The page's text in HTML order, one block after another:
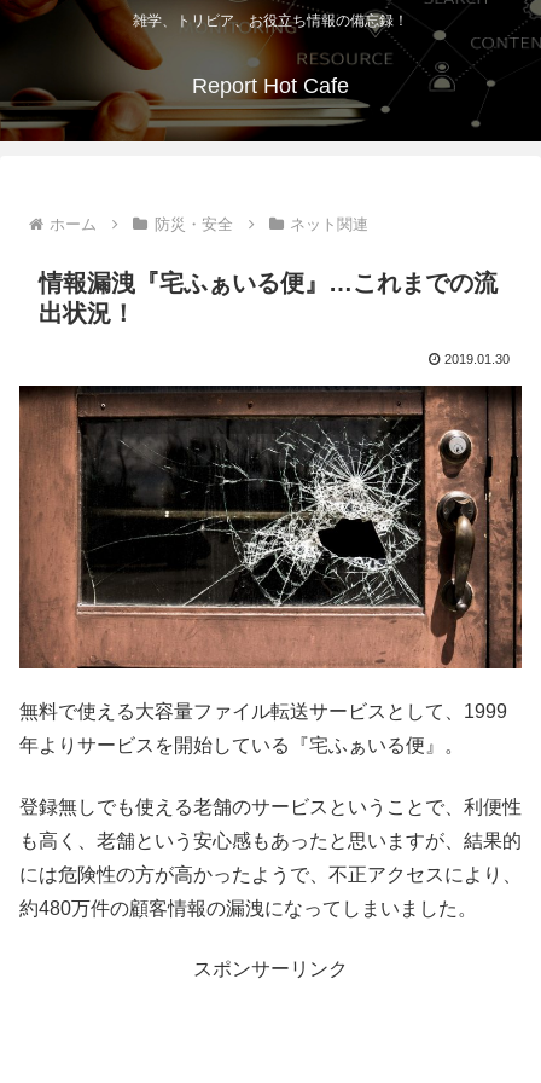
雑学、トリビア、お役立ち情報の備忘録！
Report Hot Cafe
ホーム 防災・安全 ネット関連
情報漏洩『宅ふぁいる便』…これまでの流
出状況！
2019.01.30
無料で使える大容量ファイル転送サービスとして、1999
年よりサービスを開始している『宅ふぁいる便』。
登録無しでも使える老舗のサービスということで、利便性
も高く、老舗という安心感もあったと思いますが、結果的
には危険性の方が高かったようで、不正アクセスにより、
約480万件の顧客情報の漏洩になってしまいました。
スポンサーリンク